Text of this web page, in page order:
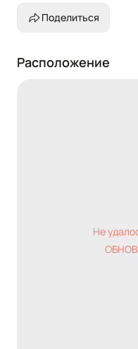
Поделиться
Расположение
Не